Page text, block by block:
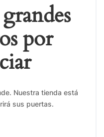
por
Nuestra tienda está
sus puertas.